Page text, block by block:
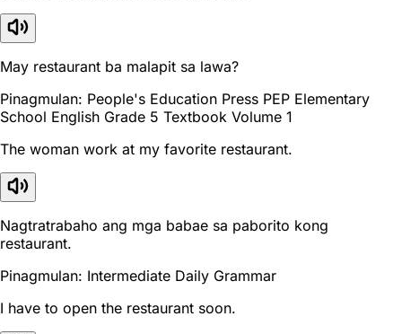
May restaurant ba malapit sa lawa?
Pinagmulan: People's Education Press PEP Elementary
School English Grade 5 Textbook Volume 1
The woman work at my favorite restaurant.
Nagtratrabaho ang mga babae sa paborito kong
restaurant.
Pinagmulan: Intermediate Daily Grammar
I have to open the restaurant soon.